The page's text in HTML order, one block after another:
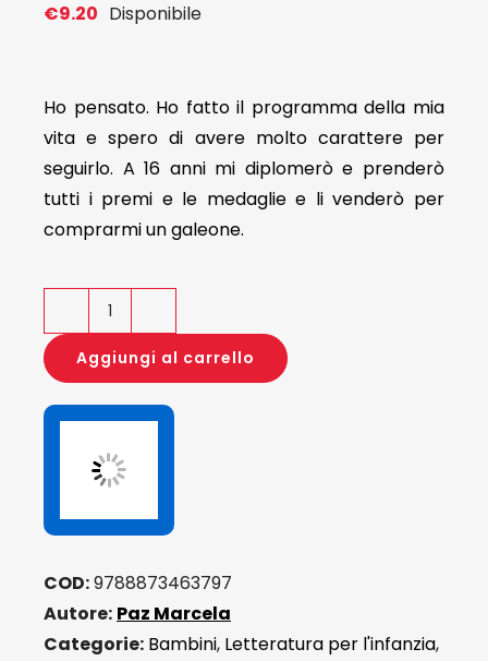
€9.20 Disponibile
Ho pensato. Ho fatto il programma della mia
vita e spero di avere molto carattere per
seguirlo. A 16 anni mi diplomerò e prenderò
tutti i premi e le medaglie e li venderò per
comprarmi un galeone.
Papelucho
quantità
Aggiungi al carrello
COD:9788873463797
Autore: Paz Marcela
Categorie: Bambini, Letteratura per l'infanzia,